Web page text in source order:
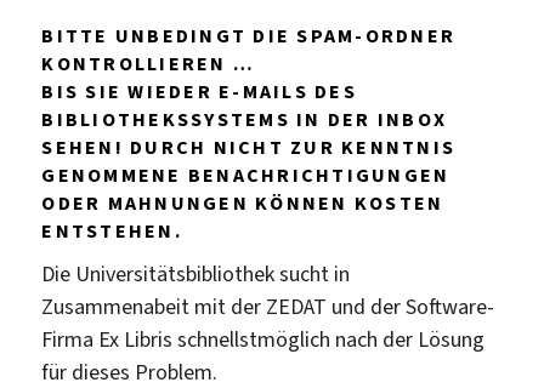
BITTE UNBEDINGT DIE SPAM-ORDNER
KONTROLLIEREN …
BIS SIE WIEDER E-MAILS DES
BIBLIOTHEKSSYSTEMS IN DER INBOX
SEHEN! DURCH NICHT ZUR KENNTNIS
GENOMMENE BENACHRICHTIGUNGEN
ODER MAHNUNGEN KÖNNEN KOSTEN
ENTSTEHEN.
Die Universitätsbibliothek sucht in
Zusammenabeit mit der ZEDAT und der Software-
Firma Ex Libris schnellstmöglich nach der Lösung
für dieses Problem.